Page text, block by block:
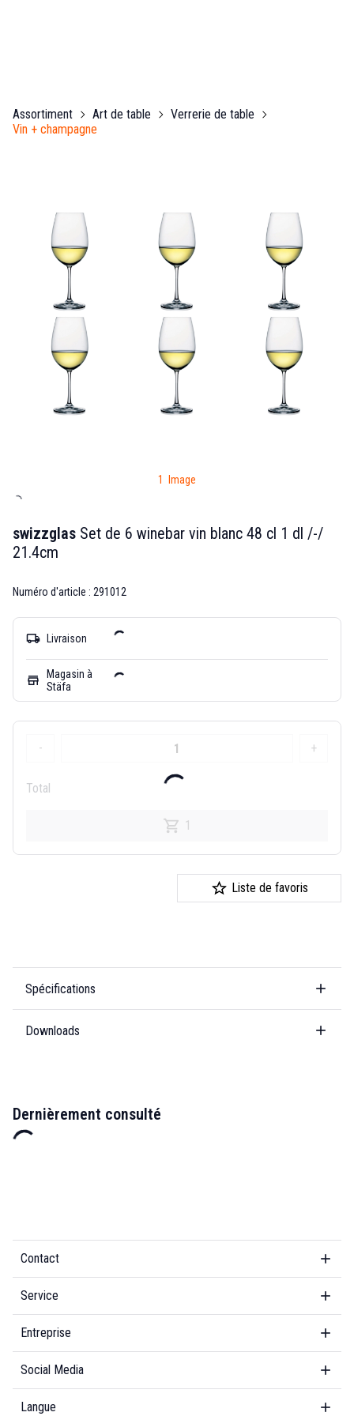
Assortiment Art de table
Verrerie de table
Vin + champagne
1 Image
swizzglas Set de 6 winebar vin blanc 48 cl 1 dl /-/
21.4cm
Numéro d'article : 291012
local_shipping Livraison
store
Magasin à
Stäfa
- +
Total
1
Liste de favoris
Spécifications
Downloads
Dernièrement consulté
Contact
Service
Entreprise
Social Media
Langue